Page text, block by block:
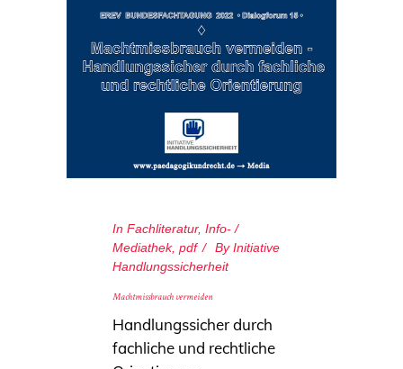
In Fachliteratur, Info- /
Mediathek, pdf By Initiative
Handlungssicherheit
Machtmissbrauch vermeiden
Handlungssicher durch
fachliche und rechtliche